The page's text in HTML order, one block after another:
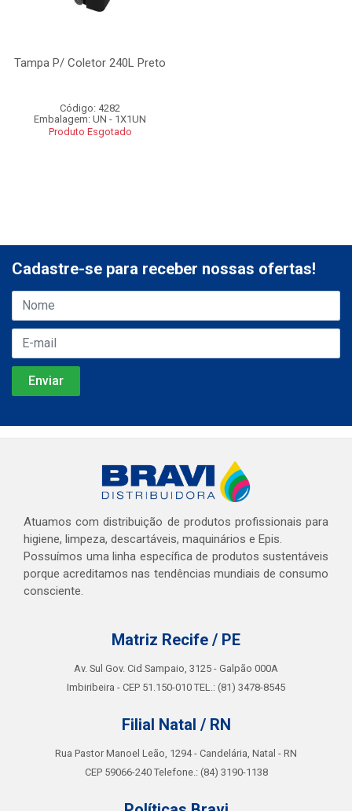
Tampa P/ Coletor 240L Preto
Código: 4282
Embalagem: UN - 1X1UN
Produto Esgotado
Cadastre-se para receber nossas ofertas!
Atuamos com distribuição de produtos profissionais para
higiene, limpeza, descartáveis, maquinários e Epis.
Possuímos uma linha específica de produtos sustentáveis
porque acreditamos nas tendências mundiais de consumo
consciente.
Matriz Recife / PE
Av. Sul Gov. Cid Sampaio, 3125 - Galpão 000A
Imbiribeira - CEP 51.150-010 TEL.: (81) 3478-8545
Filial Natal / RN
Rua Pastor Manoel Leão, 1294 - Candelária, Natal - RN
CEP 59066-240 Telefone.: (84) 3190-1138